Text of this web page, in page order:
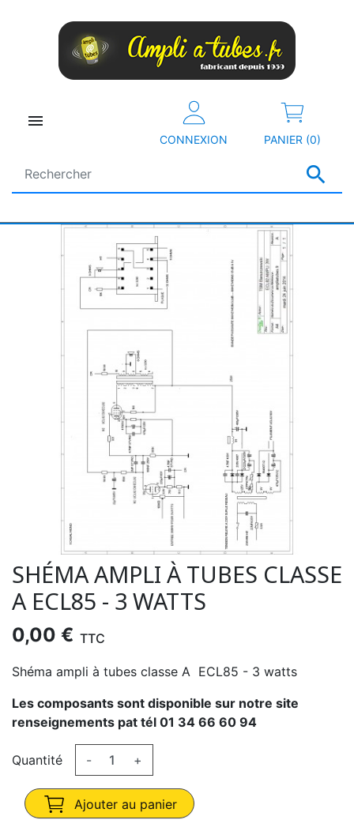


CONNEXION PANIER (0)
SHÉMA AMPLI À TUBES CLASSE
A ECL85 - 3 WATTS
0,00 € TTC
Shéma ampli à tubes classe A ECL85 - 3 watts
Les composants sont disponible sur notre site
renseignements pat tél 01 34 66 60 94
Quantité - +
Ajouter au panier